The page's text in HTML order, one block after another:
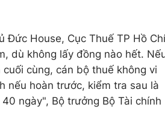
Đức House, Cục Thuế TP Hồ Chí
dù không lấy đồng nào hết.
cùng, cán bộ thuế không vi
nếu hoàn trước, kiểm tra sau là
ngày", Bộ trưởng Bộ Tài chính